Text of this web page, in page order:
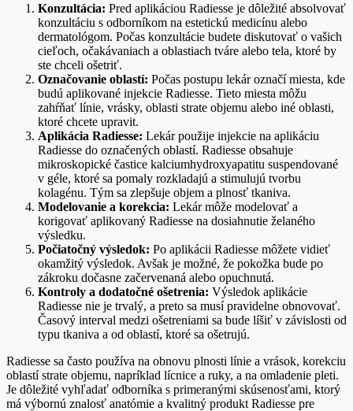
Konzultácia: Pred aplikáciou Radiesse je dôležité absolvovať
konzultáciu s odborníkom na estetickú medicínu alebo
dermatológom. Počas konzultácie budete diskutovať o vašich
cieľoch, očakávaniach a oblastiach tváre alebo tela, ktoré by
ste chceli ošetriť.
Označovanie oblastí: Počas postupu lekár označí miesta, kde
budú aplikované injekcie Radiesse. Tieto miesta môžu
zahŕňať línie, vrásky, oblasti strate objemu alebo iné oblasti,
ktoré chcete upravit.
Aplikácia Radiesse: Lekár použije injekcie na aplikáciu
Radiesse do označených oblastí. Radiesse obsahuje
mikroskopické častice kalciumhydroxyapatitu suspendované
v géle, ktoré sa pomaly rozkladajú a stimulujú tvorbu
kolagénu. Tým sa zlepšuje objem a plnosť tkaniva.
Modelovanie a korekcia: Lekár môže modelovať a
korigovať aplikovaný Radiesse na dosiahnutie želaného
výsledku.
Počiatočný výsledok: Po aplikácii Radiesse môžete vidieť
okamžitý výsledok. Avšak je možné, že pokožka bude po
zákroku dočasne začervenaná alebo opuchnutá.
Kontroly a dodatočné ošetrenia: Výsledok aplikácie
Radiesse nie je trvalý, a preto sa musí pravidelne obnovovať.
Časový interval medzi ošetreniami sa bude líšiť v závislosti od
typu tkaniva a od oblastí, ktoré sa ošetrujú.
Radiesse sa často používa na obnovu plnosti línie a vrások, korekciu
oblastí strate objemu, napríklad lícnice a ruky, a na omladenie pleti.
Je dôležité vyhľadať odborníka s primeranými skúsenosťami, ktorý
má výbornú znalosť anatómie a kvalitný produkt Radiesse pre